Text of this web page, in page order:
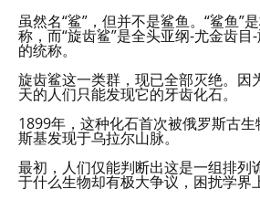
虽然名“鲨”，但并不是鲨鱼。“鲨鱼”
称，而“旋齿鲨”是全头亚纲-尤金齿目
的统称。
旋齿鲨这一类群，现已全部灭绝。因
天的人们只能发现它的牙齿化石。
1899年，这种化石首次被俄罗斯古生
斯基发现于乌拉尔山脉。
最初，人们仅能判断出这是一组排列
于什么生物却有极大争议，困扰学界